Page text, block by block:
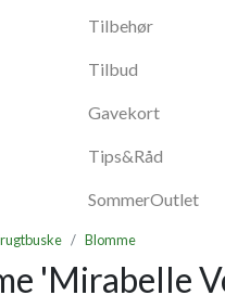
Tilbehør
Tilbud
Gavekort
Tips&Råd
SommerOutlet
Blomme
'Mirabelle